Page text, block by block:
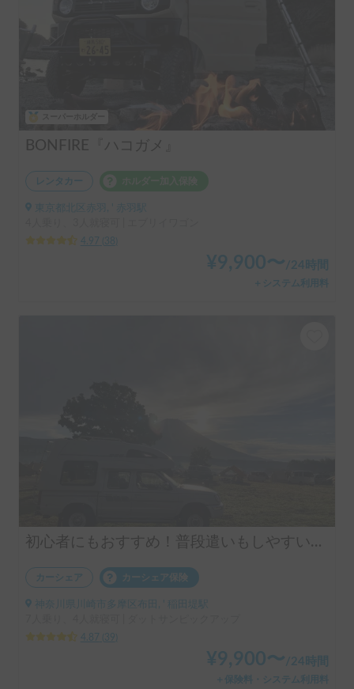
BONFIRE『ハコガメ』
レンタカー
東京都北区赤羽, ' 赤羽駅
4.97
38
¥9,900〜 /24時間
＋システム利用料
初心者にもおすすめ！普段遣いもしやすいピックアップトラックキャンピングカー！
カーシェア カーシェア保険
神奈川県川崎市多摩区布田, ' 稲田堤駅
4.87
39
¥9,900〜 /24時間
＋保険料・システム利用料